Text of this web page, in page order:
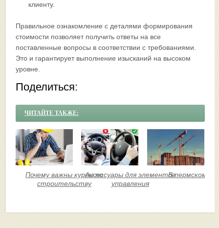
клиенту.
Правильное ознакомление с деталями формирования
стоимости позволяет получить ответы на все
поставленные вопросы в соответствии с требованиями.
Это и гарантирует выполнение изысканий на высоком
уровне.
Поделиться:
ЧИТАЙТЕ ТАКЖЕ:
Почему важны курсы по
строительству
Аксессуары для элементов
управления
В пермском